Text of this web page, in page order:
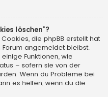
löschen“?
die phpBB erstellt hat
angemeldet bleibst.
Funktionen, wie
– sofern sie von der
Wenn du Probleme bei
es helfen, wenn du die